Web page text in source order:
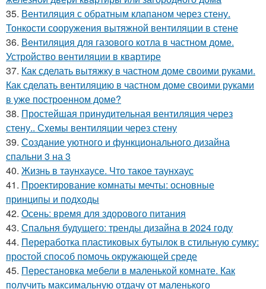
35. Вентиляция с обратным клапаном через стену.
Тонкости сооружения вытяжной вентиляции в стене
36. Вентиляция для газового котла в частном доме.
Устройство вентиляции в квартире
37. Как сделать вытяжку в частном доме своими руками.
Как сделать вентиляцию в частном доме своими руками
в уже построенном доме?
38. Простейшая принудительная вентиляция через
стену.. Схемы вентиляции через стену
39. Создание уютного и функционального дизайна
спальни 3 на 3
40. Жизнь в таунхаусе. Что такое таунхаус
41. Проектирование комнаты мечты: основные
принципы и подходы
42. Осень: время для здорового питания
43. Спальня будущего: тренды дизайна в 2024 году
44. Переработка пластиковых бутылок в стильную сумку:
простой способ помочь окружающей среде
45. Перестановка мебели в маленькой комнате. Как
получить максимальную отдачу от маленького